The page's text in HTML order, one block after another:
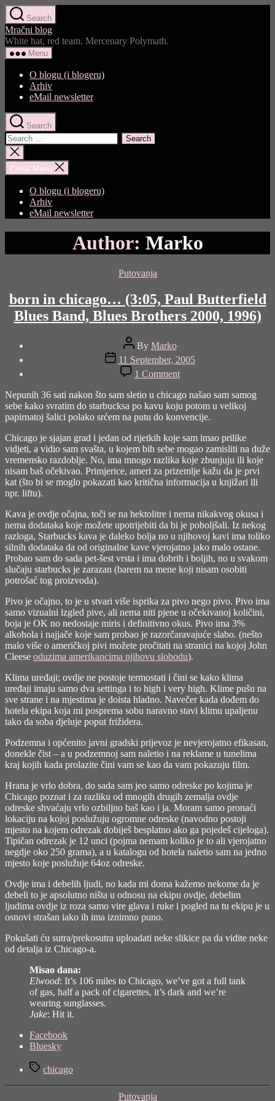
Skip
to
the
content
Search
Mračni blog
White hat, red team. Mercenary Polymath.
Menu
O blogu (i blogeru)
Arhiv
eMail newsletter
Search
Search
for:
Close
search
Close Menu
O blogu (i blogeru)
Arhiv
eMail newsletter
Author: Marko
Categories
Putovanja
born in chicago… (3:05, Paul Butterfield
Blues Band, Blues Brothers 2000, 1996)
Post
author
By Marko
Post
date
11 September, 2005
1 Commenton
born
in
chicago…
(3:05,
Butterfield
Blues
Band,
Blues
Brothers
Nepunih 36 sati nakon što sam sletio u chicago našao sam samog
sebe kako svratim do starbucksa po kavu koju potom u velikoj
papirnatoj šalici polako srćem na putu do konvencije.
Chicago je sjajan grad i jedan od rijetkih koje sam imao prilike
vidjeti, a vidio sam svašta, u kojem bih sebe mogao zamisliti na duže
vremensko razdoblje. No, ima mnogo razlika koje zbunjuju ili koje
nisam baš očekivao. Primjerice, ameri za prizemlje kažu da je prvi
kat (što bi se moglo pokazati kao kritična informacija u knjižari ili
npr. liftu).
Kava je ovdje očajna, toči se na hektolitre i nema nikakvog okusa i
nema dodataka koje možete upotrijebiti da bi je poboljšali. Iz nekog
razloga, Starbucks kava je daleko bolja no u njihovoj kavi ima toliko
silnih dodataka da od originalne kave vjerojatno jako malo ostane.
Probao sam do sada pet-šest vrsta i ima dobrih i boljih, no u svakom
slučaju starbucks je zarazan (barem na mene koji nisam osobiti
potrošać tog proizvoda).
Pivo je očajno, to je u stvari više isprika za pivo nego pivo. Pivo ima
samo vizualni izgled pive, ali nema niti pjene u očekivanoj količini,
boja je OK no nedostaje miris i definitivno okus. Pivo ima 3%
alkohola i najjače koje sam probao je razorčaravajuće slabo. (nešto
malo više o američkoj pivi možete pročitati na stranici na kojoj John
Cleese oduzima amerikancima njihovu slobodu).
Klima uređaji; ovdje ne postoje termostati i čini se kako klima
uređaji imaju samo dva settinga i to high i very high. Klime pušu na
sve strane i na mjestima je doista hladno. Navečer kada dođem do
hotela ekipa koja mi posprema sobu naravno stavi klimu upaljenu
tako da soba djeluje poput frižidera.
Podzemna i općenito javni gradski prijevoz je nevjerojatno efikasan,
donekle čist – a u podzemnoj sam naletio i na reklame u tunelima
kraj kojih kada prolazite čini vam se kao da vam pokazuju film.
Hrana je vrlo dobra, do sada sam jeo samo odreske po kojima je
Chicago poznat i za razliku od mnogih drugih zemalja ovdje
odreske shvaćaju vrlo ozbiljno baš kao i ja. Moram samo pronaći
lokaciju na kojoj poslužuju ogromne odreske (navodno postoji
mjesto na kojem odrezak dobiješ besplatno ako ga pojedeš cijeloga).
Tipičan odrezak je 12 unci (pojma nemam koliko je to ali vjerojatno
negdje oko 250 grama), a u katalogu od hotela naletio sam na jedno
mjesto koje poslužuje 64oz odreske.
Ovdje ima i debelih ljudi, no kada mi doma kažemo nekome da je
debeli to je apsolutno ništa u odnosu na ekipu ovdje, debelim
ljudima ovdje iz roza samo vire glava i ruke i pogled na tu ekipu je u
osnovi strašan iako ih ima iznimno puno.
Pokušati ću sutra/prekosutra uploadati neke slikice pa da vidite neke
od detalja iz Chicago-a.
Misao dana:
Elwood: It’s 106 miles to Chicago, we’ve got a full tank
of gas, half a pack of cigarettes, it’s dark and we’re
wearing sunglasses.
Jake: Hit it.
Share
"born
chicago…
Facebook
Bluesky
Tagschicago
Categories
Putovanja